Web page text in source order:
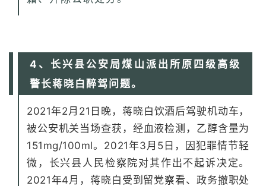
4、长兴县公安局煤山派出所原四级高级
警长蒋晓白醉驾问题。
2021年2月21日晚，蒋晓白饮酒后驾驶机动车，
被公安机关当场查获，经血液检测，乙醇含量为
151mg/100ml。2021年3月5日，因犯罪情节轻
微，长兴县人民检察院对其作出不起诉决定。
2021年4月，蒋晓白受到留党察看、政务撤职处